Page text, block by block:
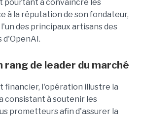
pourtant à convaincre les
à la réputation de son fondateur,
des principaux artisans des
d'OpenAI.
rang de leader du marché
financier, l'opération illustre la
consistant à soutenir les
prometteurs afin d'assurer la